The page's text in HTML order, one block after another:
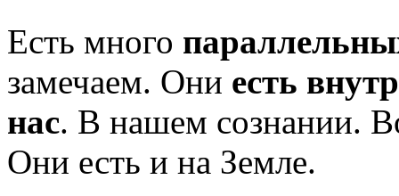
Есть много
замечаем. Они есть
нас. В нашем сознании.
Они есть и на Земле.